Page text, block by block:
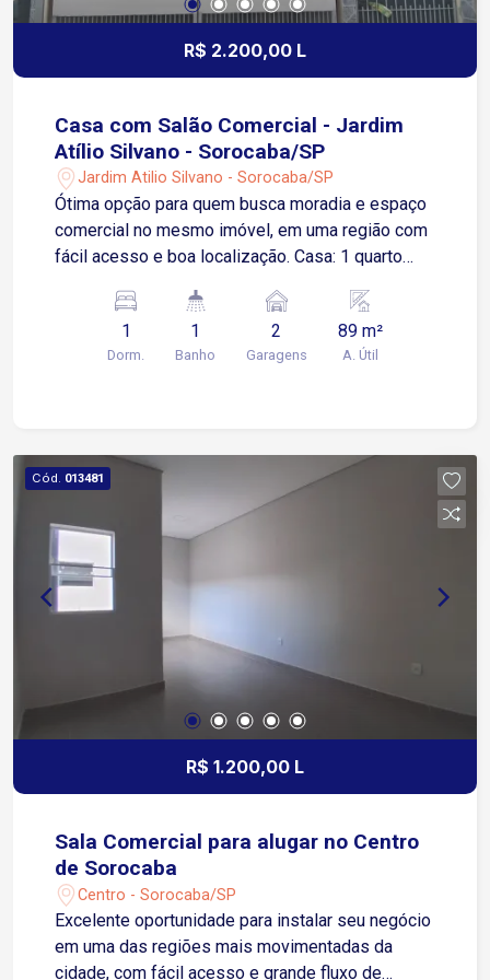
R$ 2.200,00 L
Casa com Salão Comercial - Jardim
Atílio Silvano - Sorocaba/SP
Jardim Atilio Silvano - Sorocaba/SP
Ótima opção para quem busca moradia e espaço
comercial no mesmo imóvel, em uma região com
fácil acesso e boa localização. Casa: 1 quarto
Corredor lateral Lavanderia nos fundos Salão
Comercial: Salão amplo na parte da frente Lavabo
A apenas 150 metros da Avenida Itavuvu, uma
acesso a diferentes bairros da Zona Norte 5
minutos da Rua Atanázio Soares, importante
corredor comercial da região 8 minutos da
Avenida José Joaquim de Lacerda 12 minutos da
Avenida Dom Aguirre, uma das principais
1
Dorm.
1
Banho
2
Garagens
89 m²
A. Útil
Cód. 013481
R$ 1.200,00 L
Sala Comercial para alugar no Centro
de Sorocaba
Centro - Sorocaba/SP
Excelente oportunidade para instalar seu negócio
em uma das regiões mais movimentadas da
cidade, com fácil acesso e grande fluxo de